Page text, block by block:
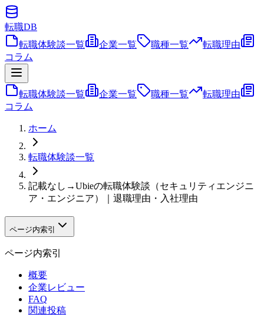
転職DB
転職体験談一覧
企業一覧 職種一覧
転職理由
コラム
転職体験談一覧 企業一覧 職種一覧
転職理由
コラム
ホーム
転職体験談一覧
記載なし→Ubieの転職体験談（セキュリティエンジニ
ア・エンジニア）｜退職理由・入社理由
ページ内索引
ページ内索引
概要
企業レビュー
FAQ
関連投稿